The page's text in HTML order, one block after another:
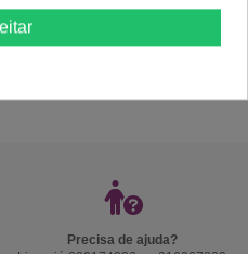
Precisa de ajuda?